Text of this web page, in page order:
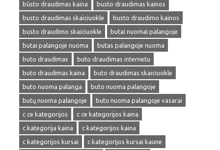
būsto draudimas kaina
busto draudimas kainos
busto draudimas skaiciuokle
busto draudimo kainos
busto draudimo skaiciuokle
butai nuomai palangoje
butai palangoje nuoma
butas palangoje nuoma
buto draudimas
buto draudimas internetu
buto draudimas kaina
buto draudimas skaiciuokle
buto nuoma palanga
buto nuoma palangoje
butų nuoma palangoje
butu nuoma palangoje vasarai
c ce kategorijos
c ce kategorijos kaina
c kategorija kaina
c kategorijos kaina
c kategorijos kursai
c kategorijos kursai kaune